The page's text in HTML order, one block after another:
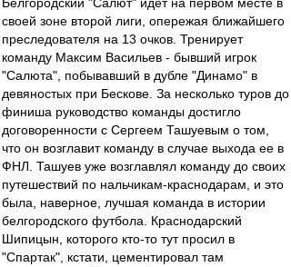
своей зоне второй лиги, опережая ближайшего
преследователя на 13 очков. Тренирует
команду Максим Васильев - бывший игрок
"Салюта", побывавший в дубле "Динамо" в
девяностых при Бескове. За несколько туров до
финиша руководство команды достигло
договоренности с Сергеем Ташуевым о том,
что он возглавит команду в случае выхода ее в
ФНЛ. Ташуев уже возглавлял команду до своих
путешествий по нальчикам-краснодарам, и это
была, наверное, лучшая команда в истории
белгородского футбола. Краснодарский
Шипицын, которого кто-то тут просил в
"Спартак", кстати, цементировал там